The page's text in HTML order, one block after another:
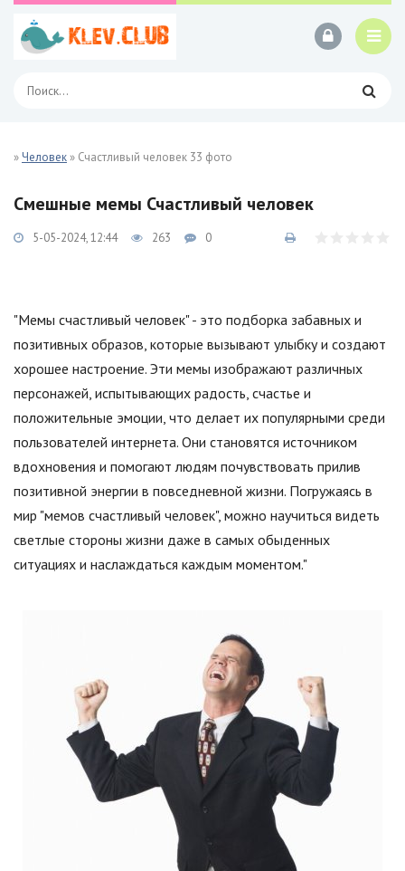
»Человек » Счастливый человек 33 фото
Смешные мемы Счастливый человек
5-05-2024, 12:44 263 0
"Мемы счастливый человек" - это подборка забавных и
позитивных образов, которые вызывают улыбку и создают
хорошее настроение. Эти мемы изображают различных
персонажей, испытывающих радость, счастье и
положительные эмоции, что делает их популярными среди
пользователей интернета. Они становятся источником
вдохновения и помогают людям почувствовать прилив
позитивной энергии в повседневной жизни. Погружаясь в
мир "мемов счастливый человек", можно научиться видеть
светлые стороны жизни даже в самых обыденных
ситуациях и наслаждаться каждым моментом."